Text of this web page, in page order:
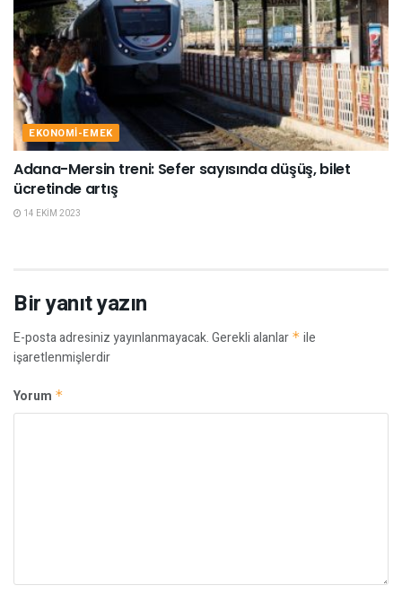
EKONOMI-EMEK
Adana-Mersin treni: Sefer sayısında düşüş, bilet
ücretinde artış
14 EKIM 2023
Bir yanıt yazın
E-posta adresiniz yayınlanmayacak.Gerekli alanlar * ile
işaretlenmişlerdir
Yorum *